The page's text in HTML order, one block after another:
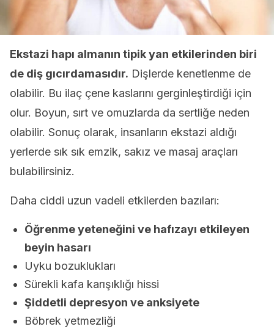
Ekstazi hapı almanın tipik yan etkilerinden biri
de diş gıcırdamasıdır. Dişlerde kenetlenme de
olabilir. Bu ilaç çene kaslarını gerginleştirdiği için
olur. Boyun, sırt ve omuzlarda da sertliğe neden
olabilir. Sonuç olarak, insanların ekstazi aldığı
yerlerde sık sık emzik, sakız ve masaj araçları
bulabilirsiniz.
Daha ciddi uzun vadeli etkilerden bazıları:
Öğrenme yeteneğini ve hafızayı etkileyen
beyin hasarı
Uyku bozuklukları
Sürekli kafa karışıklığı hissi
Şiddetli depresyon ve anksiyete
Böbrek yetmezliği